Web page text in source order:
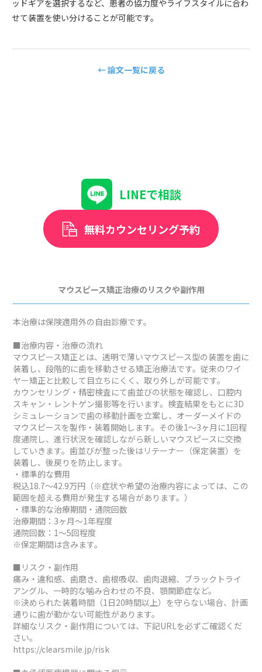
ッドギアを選択するなど、患者の協力度やライフスタイルに合わ
せて装置を使い分けることが可能です。
← 論文一覧に戻る
LINEで相談
無料カウンセリング予約
マウスピース矯正治療のリスクや副作用
本治療は保険適用外の自由診療です。
■治療内容・治療の流れ
マウスピース矯正とは、透明で薄いマウスピース型の装置を歯に
装着し、段階的に歯を移動させる矯正治療法です。従来のワイ
ヤー矯正と比較して目立ちにくく、取り外しが可能です。
カウンセリング・精密検査にて歯並びの状態を確認し、口腔内
スキャン・レントゲン撮影等を行います。検査結果をもとに3D
シミュレーションで歯の移動計画を立案し、オーダーメイドの
マウスピースを製作・装着開始します。その後1～3ヶ月に1回程
度通院し、進行状況を確認しながら新しいマウスピースに交換
していきます。歯並びが整った後はリテーナー（保定装置）を
装着し、後戻りを防止します。
・標準的な費用
税込18.7～42.9万円（※症状や希望の治療内容によっては、この
範囲を超える費用が発生する場合があります。）
・標準的な治療期間・通院回数
治療期間：3ヶ月～1年程度
通院回数：1～5回程度
※保定期間は含みます。
■リスク・副作用
痛み・違和感、歯磨き、歯根吸収、歯肉退縮、ブラックトライ
アングル、一時的な噛み合わせの不良、顎関節症など。
※決められた装着時間（1日20時間以上）を守らない場合、計画
通りに歯が動かない可能性があります。
詳細なリスク・副作用については、下記URLを必ずご確認くだ
さい。
https://clearsmile.jp/risk